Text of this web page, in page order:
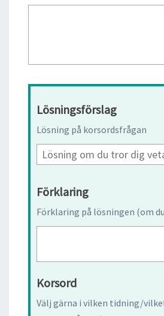
Lösningsförslag
Lösning på korsordsfrågan
Förklaring
Förklaring på lösningen (om
Korsord
Välj gärna i vilken tidning/